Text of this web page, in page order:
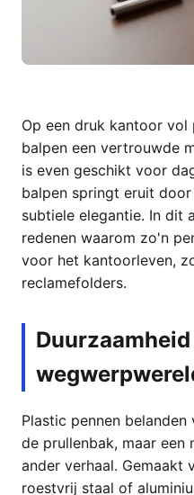
Op een druk kantoor vol
balpen een vertrouwde
is even geschikt voor
balpen springt eruit
subtiele elegantie. In dit
redenen waarom zo'n
voor het kantoorleven,
reclamefolders.
Plastic pennen
de prullenbak, maar een
ander verhaal. Gemaakt
roestvrij staal of